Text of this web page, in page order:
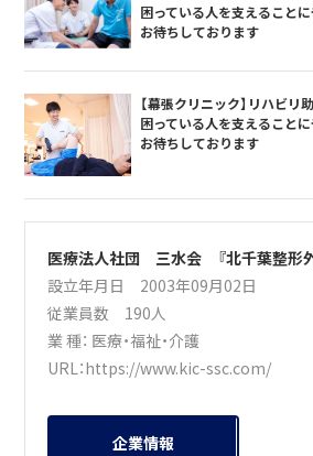
困っている人を支えること
お待ちしております
【幕張クリニック】リハビリ
困っている人を支えること
お待ちしております
医療法人社団 三水会 『北千葉整形
設立年月日 2003年09月02日
従業員数 190人
業 種： 医療・福祉・介護
URL：https://www.kic-ssc.com/
企業情報